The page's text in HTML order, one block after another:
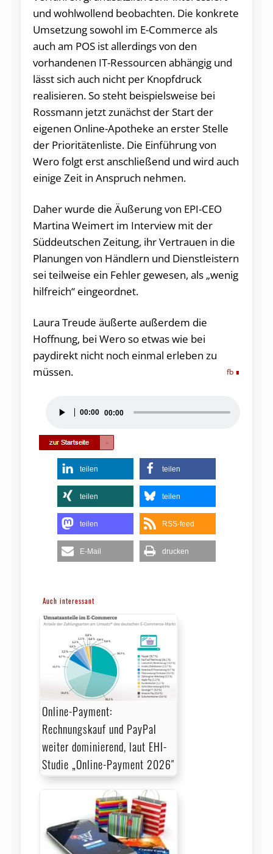
und wohlwollend beobachten. Die konkrete
Umsetzung sowohl im E-Commerce als
auch am POS ist allerdings von den
vorhandenen IT-Ressourcen abhängig und
lässt sich auch nicht per Knopfdruck
realisieren. So steht beispielsweise bei
Rossmann jetzt zunächst der Start der
eigenen Online-Apotheke an erster Stelle
der Prioritätenliste. Die Einführung von
Wero folgt erst anschließend und wird auch
einige Zeit in Anspruch nehmen.
Daher wurde die Äußerung von EPI-CEO
Martina Weimert im Interview mit der
Süddeutschen Zeitung, ihr Vertrauen in die
Planungen von Händlern und Dienstleistern
sei teilweise ein Fehler gewesen, als „wenig
hilfreich“ eingeordnet.
Laura Treude äußerte außerdem die
Hoffnung, bei Wero so etwas wie bei
paydirekt nicht noch einmal erleben zu
müssen.
fb
Player
00:00 00:00
teilen teilen
teilen teilen
teilen RSS-feed
E-Mail drucken
Auch interessant
Online-Payment:
Rechnungskauf und PayPal
weiter dominierend, laut EHI-
Studie „Online-Payment 2026″